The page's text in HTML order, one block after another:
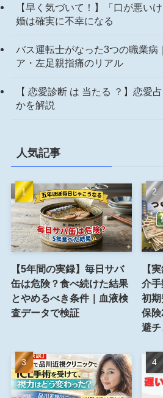
【早く気づいて！】「口が悪い
婚は確実に不幸になる
バス運転士がなった3つの職業病
ア・左足親指痛のリアル
【 恋愛診断 は 当たる ？】恋愛
かを解説
人気記事
【5年間の実録】毎日サバ
缶は危険？食べ続けた結果
とやめるべき条件｜血液検
査データで検証
【
介手
初
保険
避チ